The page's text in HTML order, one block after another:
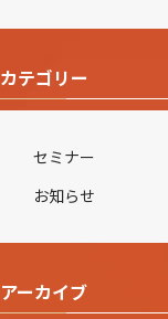
カテゴリー
セミナー
お知らせ
アーカイブ